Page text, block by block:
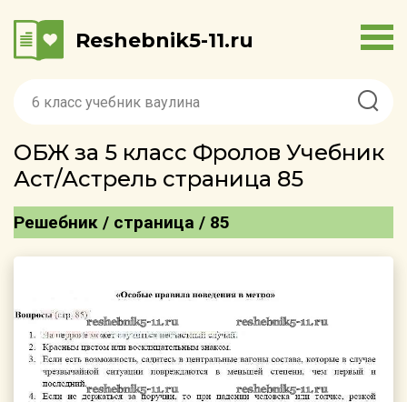
Reshebnik5-11.ru
ОБЖ за 5 класс Фролов Учебник
Аст/Астрель страница 85
Решебник / страница / 85